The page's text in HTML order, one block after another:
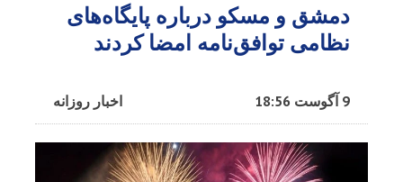
دمشق و مسکو درباره پایگاه‌های
نظامی توافق‌نامه امضا کردند
اخبار روزانه 9 آگوست 18:56